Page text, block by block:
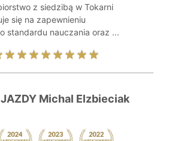
z siedzibą w Tokarni
się na zapewnieniu
standardu nauczania oraz ...
Michal Elzbieciak